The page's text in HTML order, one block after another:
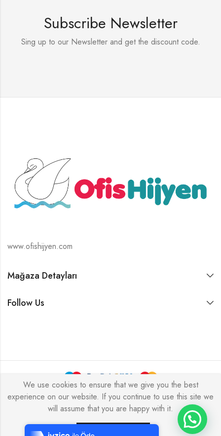
Tek Tıkla Ödeme Kolaylığı
7/24 Canlı Destek
Subscribe Newsletter
Sing up to our Newsletter and get the discount code.
www.ofishijyen.com
Mağaza Detayları
Follow Us
Alukas © 2026 byPressLayoutsAll Rights Reserved.
We use cookies to ensure that we give you the best
experience on our website. If you continue to use this site we
will assume that you are happy with it.
Yes, I'm Accept